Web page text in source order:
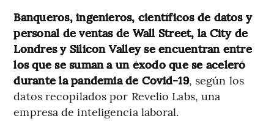
Banqueros, ingenieros, científicos de datos y
personal de ventas de Wall Street, la City de
Londres y Silicon Valley se encuentran entre
los que se suman a un éxodo que se aceleró
durante la pandemia de Covid-19, según los
datos recopilados por Revelio Labs, una
empresa de inteligencia laboral.